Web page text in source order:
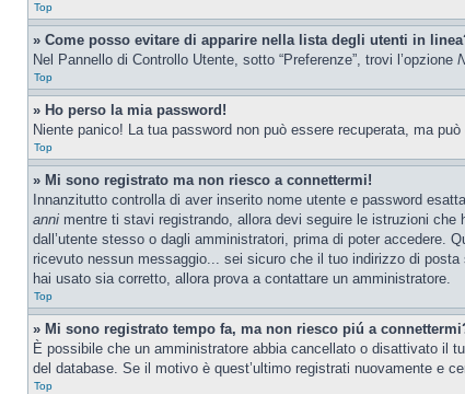
Top
» Come posso evitare di apparire nella lista degli utenti in
Nel Pannello di Controllo Utente, sotto “Preferenze”, trovi l’opzione
Top
» Ho perso la mia password!
Niente panico! La tua password non può essere recuperata, ma
Top
» Mi sono registrato ma non riesco a connettermi!
Innanzitutto controlla di aver inserito nome utente e password
anni mentre ti stavi registrando, allora devi seguire le istruzioni
dall’utente stesso o dagli amministratori, prima di poter accedere.
ricevuto nessun messaggio... sei sicuro che il tuo indirizzo di
hai usato sia corretto, allora prova a contattare un amministratore.
Top
» Mi sono registrato tempo fa, ma non riesco piú a
È possibile che un amministratore abbia cancellato o disattivato il
del database. Se il motivo è quest’ultimo registrati nuovamente e
Top